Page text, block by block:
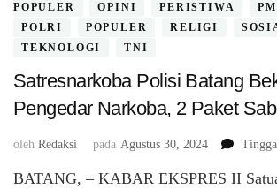
POPULER
OPINI PERISTIWA
POLRI
POPULER RELIGI
TEKNOLOGI
TNI
Satresnarkoba Polisi Batang
Pengedar Narkoba, 2 Paket
oleh Redaksi pada Agustus 30, 2024
BATANG, – KABAR EKSPRES II